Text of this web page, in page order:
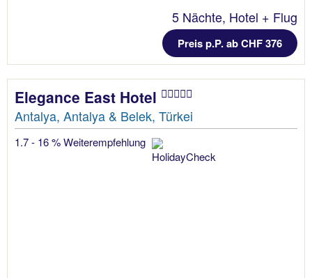
5 Nächte, Hotel + Flug
Preis p.P. ab CHF 376
Elegance East Hotel
Antalya, Antalya & Belek, Türkei
1.7 - 16 % Weiterempfehlung